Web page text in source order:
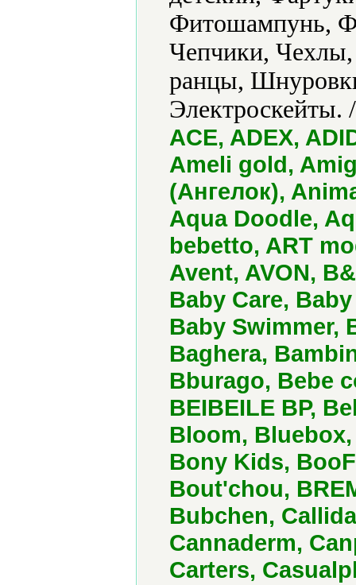
Фитошампунь,
Чепчики,
ранцы,
Электроскейты.
ACE, ADEX,
Ameli gold,
(Ангелок),
Aqua Doodle,
bebetto, ART
Avent, AVON,
Baby Care,
Baby Swimmer,
Baghera,
Bburago, Bebe
BEIBEILE BP,
Bloom,
Bony Kids,
Bout'chou,
Bubchen,
Cannaderm,
Carters,